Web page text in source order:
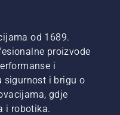
područjima.
od 1689.
proizvode
i
sigurnost i brigu o
gdje
i robotika.